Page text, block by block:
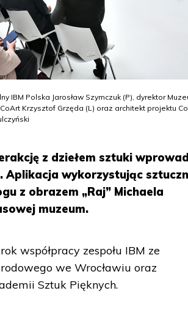
IBM Polska Jarosław Szymczuk (P), dyrektor
Krzysztof Grzęda (L) oraz architekt projektu
z dziełem sztuki
Aplikacja wykorzystując
z obrazem „Raj” Michaela
muzeum.
współpracy zespołu IBM ze
we Wrocławiu oraz
Sztuk Pięknych.